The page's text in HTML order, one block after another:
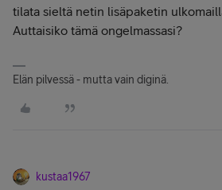
tilata sieltä netin lisäpaketin
Auttaisiko tämä ongelmassasi?
Elän pilvessä - mutta vain diginä.
kustaa1967